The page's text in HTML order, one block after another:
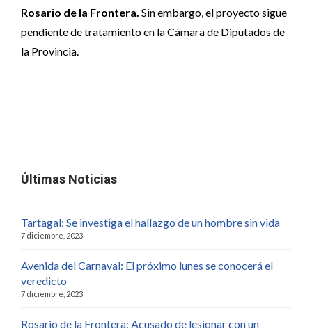
Rosario de la Frontera. Sin embargo, el proyecto sigue
pendiente de tratamiento en la Cámara de Diputados de
la Provincia.
Últimas Noticias
Tartagal: Se investiga el hallazgo de un hombre sin vida
7 diciembre, 2023
Avenida del Carnaval: El próximo lunes se conocerá el
veredicto
7 diciembre, 2023
Rosario de la Frontera: Acusado de lesionar con un